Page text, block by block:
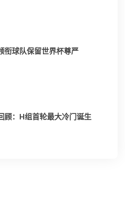
衔球队保留世界杯尊严
顾：H组首轮最大冷门诞生